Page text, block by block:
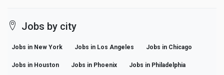
Jobs by city
Jobs in New York Jobs in Los Angeles Jobs in Chicago
Jobs in Houston Jobs in Phoenix Jobs in Philadelphia